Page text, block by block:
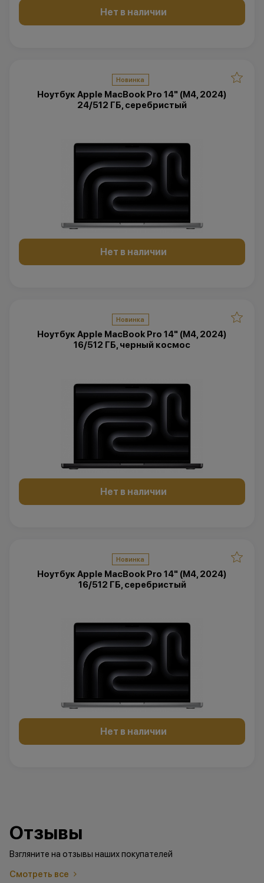
Нет в наличии
Новинка
Ноутбук Apple MacBook Pro 14" (M4, 2024)
24/512 ГБ, серебристый
Нет в наличии
Новинка
Ноутбук Apple MacBook Pro 14" (M4, 2024)
16/512 ГБ, черный космос
Нет в наличии
Новинка
Ноутбук Apple MacBook Pro 14" (M4, 2024)
16/512 ГБ, серебристый
Нет в наличии
Отзывы
Взгляните на отзывы наших покупателей
Смотреть все